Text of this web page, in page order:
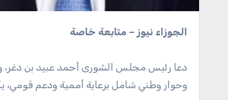
الجوزاء نيوز – متابعة خاصة
دعا رئيس مجلس الشورى أحمد عبيد بن دغر،
وحوار وطني شامل برعاية أممية ودعم